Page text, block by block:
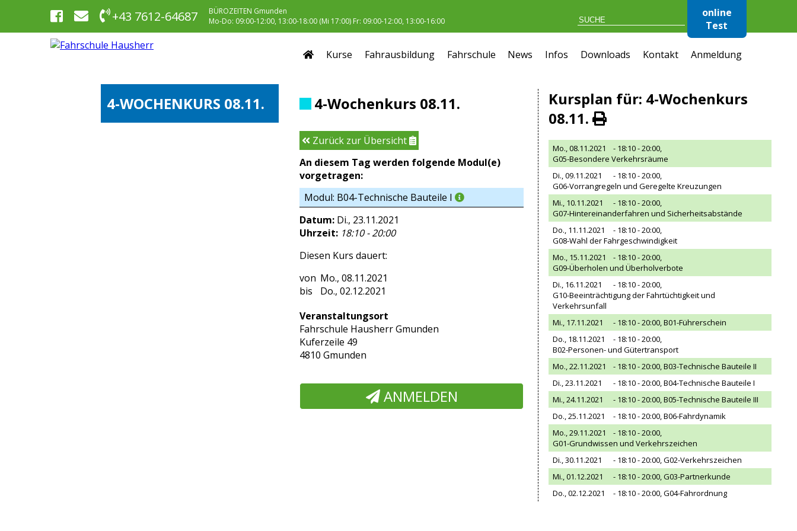
+43 7612-64687
BÜROZEITEN Gmunden
Mo-Do: 09:00-12:00, 13:00-18:00 (Mi 17:00) Fr: 09:00-12:00, 13:00-16:00
online
Test
Kurse Fahrausbildung Fahrschule News Infos Downloads Kontakt Anmeldung
4-WOCHENKURS 08.11. 4-Wochenkurs 08.11.
Zurück zur Übersicht
An diesem Tag werden folgende Modul(e)
vorgetragen:
Modul: B04-Technische Bauteile I
Datum: Di., 23.11.2021
Uhrzeit: 18:10 - 20:00
Diesen Kurs dauert:
Mo., 08.11.2021
Do., 02.12.2021
Veranstaltungsort
Fahrschule Hausherr Gmunden
Kuferzeile 49
4810 Gmunden
ANMELDEN
Kursplan für: 4-Wochenkurs
08.11.
Mo., 08.11.2021
- 18:10 - 20:00,
G05-Besondere Verkehrsräume
Di., 09.11.2021
- 18:10 - 20:00,
G06-Vorrangregeln und Geregelte Kreuzungen
Mi., 10.11.2021
- 18:10 - 20:00,
G07-Hintereinanderfahren und Sicherheitsabstände
Do., 11.11.2021
- 18:10 - 20:00,
G08-Wahl der Fahrgeschwindigkeit
Mo., 15.11.2021
- 18:10 - 20:00,
G09-Überholen und Überholverbote
Di., 16.11.2021
- 18:10 - 20:00,
G10-Beeinträchtigung der Fahrtüchtigkeit und
Verkehrsunfall
Mi., 17.11.2021
- 18:10 - 20:00,B01-Führerschein
Do., 18.11.2021
- 18:10 - 20:00,
B02-Personen- und Gütertransport
Mo., 22.11.2021
- 18:10 - 20:00,B03-Technische Bauteile II
Di., 23.11.2021
- 18:10 - 20:00,B04-Technische Bauteile I
Mi., 24.11.2021
- 18:10 - 20:00,B05-Technische Bauteile III
Do., 25.11.2021
- 18:10 - 20:00,B06-Fahrdynamik
Mo., 29.11.2021
- 18:10 - 20:00,
G01-Grundwissen und Verkehrszeichen
Di., 30.11.2021
- 18:10 - 20:00,G02-Verkehrszeichen
Mi., 01.12.2021
- 18:10 - 20:00,G03-Partnerkunde
Do., 02.12.2021
- 18:10 - 20:00,G04-Fahrordnung